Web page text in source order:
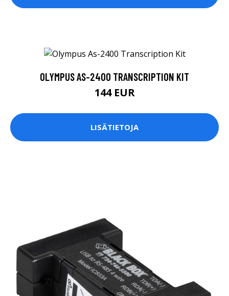
OLYMPUS AS-2400 TRANSCRIPTION KIT
144 EUR
LISÄTIETOJA